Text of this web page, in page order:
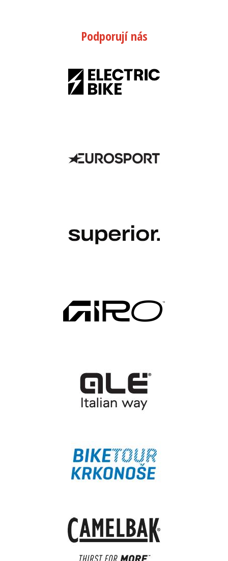
Podporují nás